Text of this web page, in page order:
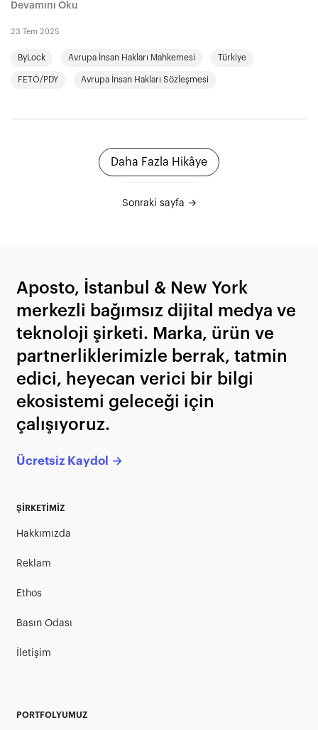
Devamını Oku
23 Tem 2025
ByLock Avrupa İnsan Hakları Mahkemesi Türkiye
FETÖ/PDY Avrupa İnsan Hakları Sözleşmesi
Daha Fazla Hikâye
Sonraki sayfa →
Aposto, İstanbul & New York
merkezli bağımsız dijital medya ve
teknoloji şirketi. Marka, ürün ve
partnerliklerimizle berrak, tatmin
edici, heyecan verici bir bilgi
ekosistemi geleceği için
çalışıyoruz.
Ücretsiz Kaydol →
ŞİRKETİMİZ
Hakkımızda
Reklam
Ethos
Basın Odası
İletişim
PORTFOLYUMUZ